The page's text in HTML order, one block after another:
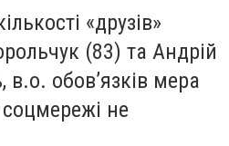
«друзів»
(83) та Андрій
обов’язків мера
не